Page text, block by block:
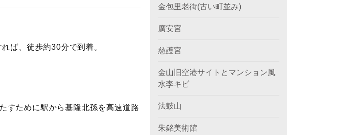
ば、徒歩約30分で到着。
すために駅から基隆北孫を高速道路
金包里老街(古い町並み)
廣安宮
慈護宮
金山旧空港サイトとマンション風
水李キビ
法鼓山
朱銘美術館